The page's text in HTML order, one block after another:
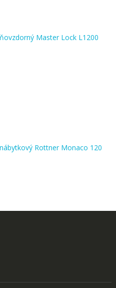
Master Lock L1200
Rottner Monaco 120